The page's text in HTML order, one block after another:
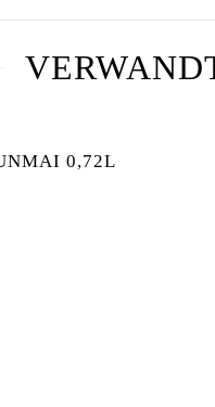
0,72L
0,72L MENGE